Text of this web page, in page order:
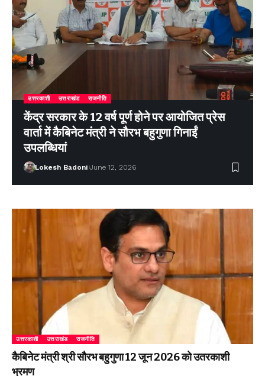
उत्तरकाशी उत्तराखंड राजनीति
केंद्र सरकार के 12 वर्ष पूर्ण होने पर आयोजित प्रेस
वार्ता में कैबिनेट मंत्री ने सौरभ बहुगुणा गिनाईं
उपलब्धियां
Lokesh Badoni June 12, 2026
उत्तरकाशी उत्तराखंड राजनीति
कैबिनेट मंत्री श्री सौरभ बहुगुणा 12 जून 2026 को उतरकाशी
भ्रमण